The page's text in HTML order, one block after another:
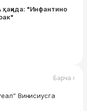
"Инфантино
Барча ›
Винисиусга